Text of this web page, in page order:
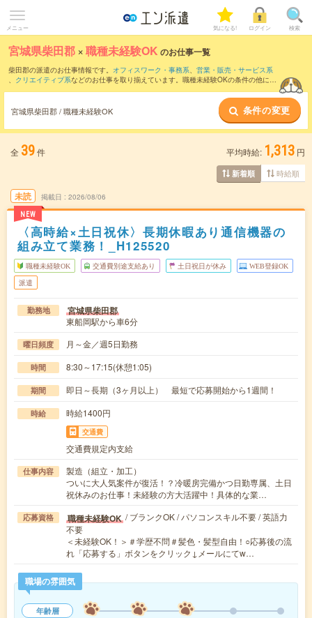
メニュー 気になる! ログイン 検索
宮城県柴田郡 ×職種未経験OK のお仕事一覧
柴田郡の派遣のお仕事情報です。 オフィスワーク・事務系、 営業・販売・サービス系
、 クリエイティブ系などのお仕事を取り揃えています。職種未経験OKの条件の他に、
宮城県柴田郡 / 職種未経験OK 条件の変更
全 39件 平均時給: 1,313 円
新着順 時給順
未読
NEW
掲載日 2026/08/06
〈高時給×土日祝休〉長期休暇あり通信機器の
組み立て業務！_H125520
職種未経験OK 交通費別途支給あり 土日祝日が休み WEB登録OK
派遣
勤務地 宮城県柴田郡
東船岡駅から車6分
曜日頻度 月～金／週5日勤務
時間 8:30～17:15(休憩1:05)
期間 即日～長期（3ヶ月以上） 最短で応募開始から1週間！
時給 時給1400円
交通費
交通費規定内支給
仕事内容
製造（組立・加工）
ついに大人気案件が復活！？冷暖房完備かつ日勤専属、土日
祝休みのお仕事！未経験の方大活躍中！具体的な業…
応募資格 職種未経験OK / ブランクOK / パソコンスキル不要 / 英語力
不要
＜未経験OK！＞＃学歴不問＃髪色・髪型自由！○応募後の流
れ「応募する」ボタンをクリック↓メールにてw…
職場の雰囲気
年齢層